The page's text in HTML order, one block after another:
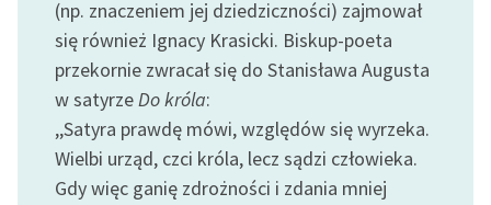
niepełnosprawnościami
Feministyczne inspiracje.
Popularyzacja
skandynawskiej literatury
feministycznej
Ręce pełne poezji
(np. znaczeniem jej dziedziczności) zajmował
się również Ignacy Krasicki. Biskup-poeta
przekornie zwracał się do Stanisława Augusta
w satyrzeDo króla:
,,Satyra prawdę mówi, względów się wyrzeka.
Wielbi urząd, czci króla, lecz sądzi człowieka.
Gdy więc ganię zdrożności i zdania mniej